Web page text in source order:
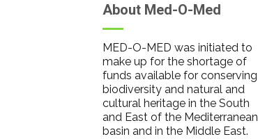
About Med-O-Med
MED-O-MED was initiated to
make up for the shortage of
funds available for conserving
biodiversity and natural and
cultural heritage in the South
and East of the Mediterranean
basin and in the Middle East.